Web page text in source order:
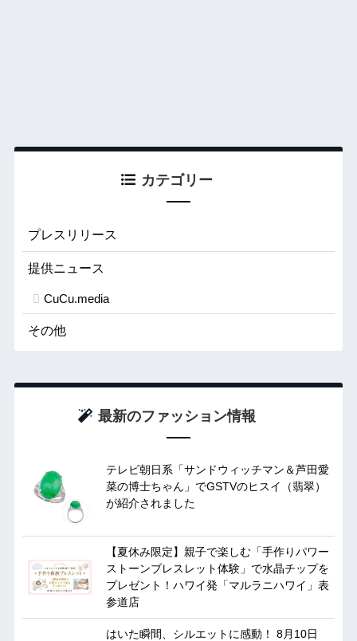
カテゴリー
プレスリリース
提供ニュース
CuCu.media
その他
最新のファッション情報
テレビ朝日系「サンドウィッチマン＆芦田愛
菜の博士ちゃん」でGSTVのヒスイ（翡翠）
が紹介されました
【夏休み限定】親子で楽しむ「手作りパワー
ストーンブレスレット体験」で水晶チップを
プレゼント！ハワイ発「マルラニハワイ」表
参道店
はいた瞬間、シルエットに感動！ 8月10日